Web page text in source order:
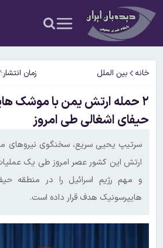
خانه بین الملل زمان انتشار:۱۲
۲ حمله ارتش یمن با موشک
حیفای اشغالی طی امروز
سرتیپ یحیی سریع، سخنگوی نیروهای
ارتش این کشور عصر امروز طی یک
و مهم رژیم اسرائیل را در منطقه
هایپرسونیک هدف قرار داده است.